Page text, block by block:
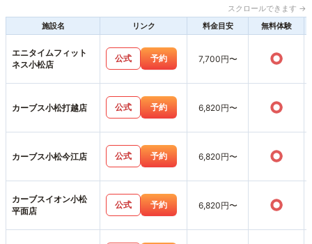
スクロールできます →
施設名
リンク 料金目安 無料体験
エニタイムフィット
ネス小松店
公式 予約 7,700円〜 ○
カーブス小松打越店 公式 予約 6,820円〜 ○
カーブス小松今江店 公式 予約 6,820円〜 ○
カーブスイオン小松
平面店
公式 予約 6,820円〜 ○